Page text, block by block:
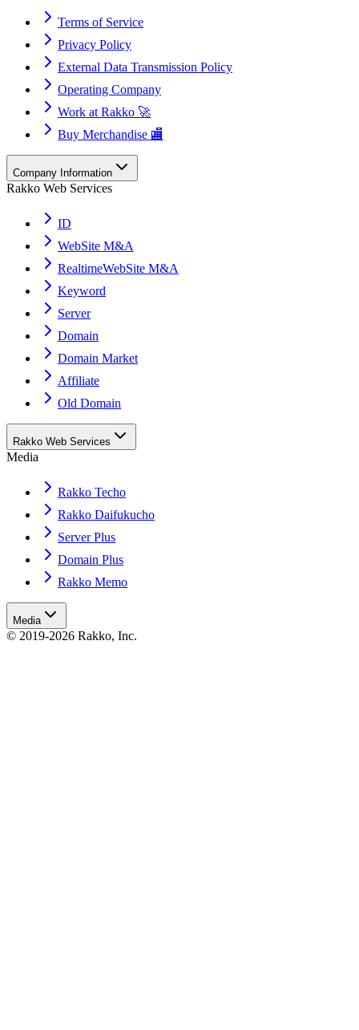
Terms of Service
Privacy Policy
External Data Transmission Policy
Operating Company
Work at Rakko 🚀
Buy Merchandise 🏬
Company Information
Rakko Web Services
ID
WebSite M&A
RealtimeWebSite M&A
Keyword
Server
Domain
Domain Market
Affiliate
Old Domain
Rakko Web Services
Media
Rakko Techo
Rakko Daifukucho
Server Plus
Domain Plus
Rakko Memo
Media
© 2019-2026 Rakko, Inc.